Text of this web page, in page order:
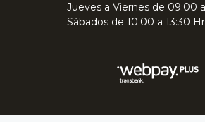
Jueves a Viernes de 09:00
Sábados de 10:00 a 13:30